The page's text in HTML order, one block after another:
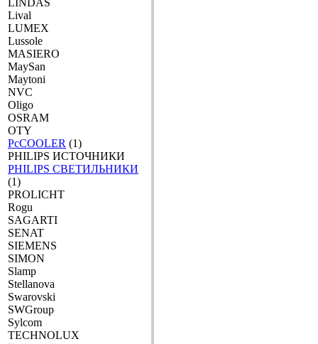
LINDAS
Lival
LUMEX
Lussole
MASIERO
MaySan
Maytoni
NVC
Oligo
OSRAM
OTY
PcCOOLER (1)
PHILIPS ИСТОЧНИКИ
PHILIPS СВЕТИЛЬНИКИ
(1)
PROLICHT
Rogu
SAGARTI
SENAT
SIEMENS
SIMON
Slamp
Stellanova
Swarovski
SWGroup
Sylcom
TECHNOLUX